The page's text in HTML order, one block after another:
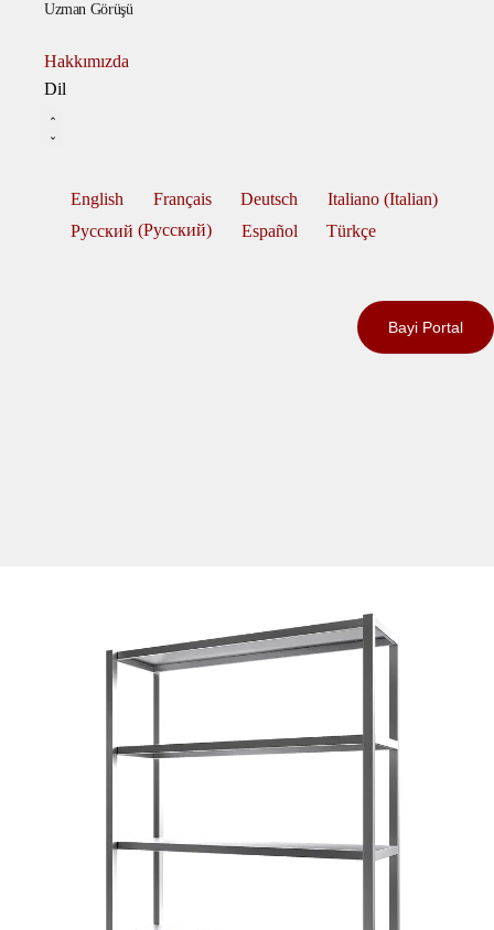
Uzman Görüşü
Hakkımızda
Dil
English Français Deutsch Italiano(Italian)
Русский (Pусский) Español Türkçe
Bayi Portal